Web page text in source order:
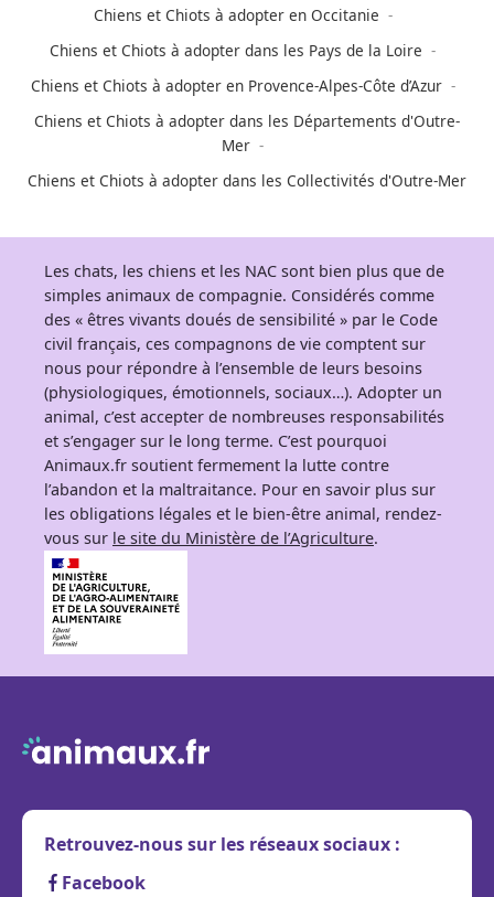
Chiens et Chiots à adopter en Occitanie
Chiens et Chiots à adopter dans les Pays de la Loire
Chiens et Chiots à adopter en Provence-Alpes-Côte d’Azur
Chiens et Chiots à adopter dans les Départements d'Outre-
Mer
Chiens et Chiots à adopter dans les Collectivités d'Outre-Mer
Les chats, les chiens et les NAC sont bien plus que de
simples animaux de compagnie. Considérés comme
des « êtres vivants doués de sensibilité » par le Code
civil français, ces compagnons de vie comptent sur
nous pour répondre à l’ensemble de leurs besoins
(physiologiques, émotionnels, sociaux…). Adopter un
animal, c’est accepter de nombreuses responsabilités
et s’engager sur le long terme. C’est pourquoi
Animaux.fr soutient fermement la lutte contre
l’abandon et la maltraitance. Pour en savoir plus sur
les obligations légales et le bien-être animal, rendez-
vous sur le site du Ministère de l’Agriculture.
Retrouvez-nous sur les réseaux sociaux :
Facebook